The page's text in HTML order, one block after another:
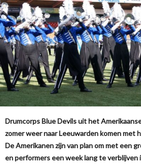
Drumcorps Blue Devils uit het
zomer weer naar Leeuwarden komen met
De Amerikanen zijn van plan om met een
en performers een week lang te verblijven